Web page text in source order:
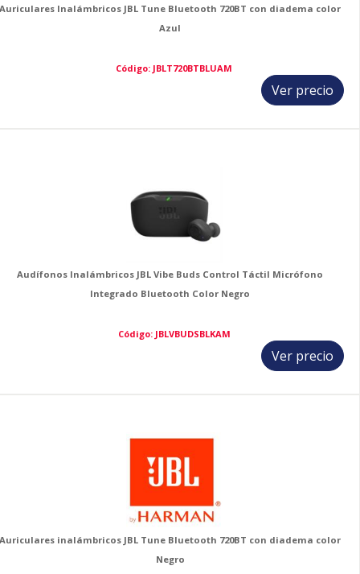
Auriculares Inalámbricos JBL Tune Bluetooth 720BT con diadema color
Azul
Código: JBLT720BTBLUAM
Ver precio
Audífonos Inalámbricos JBL Vibe Buds Control Táctil Micrófono
Integrado Bluetooth Color Negro
Código: JBLVBUDSBLKAM
Ver precio
Auriculares inalámbricos JBL Tune Bluetooth 720BT con diadema color
Negro